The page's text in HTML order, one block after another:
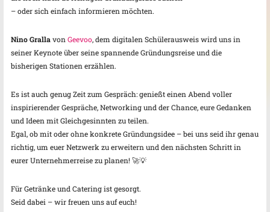
– oder sich einfach informieren möchten.
Nino Gralla vonGeevoo, dem digitalen Schülerausweis wird uns in
seiner Keynote über seine spannende Gründungsreise und die
bisherigen Stationen erzählen.
Es ist auch genug Zeit zum Gespräch: genießt einen Abend voller
inspirierender Gespräche, Networking und der Chance, eure Gedanken
und Ideen mit Gleichgesinnten zu teilen.
Egal, ob mit oder ohne konkrete Gründungsidee – bei uns seid ihr genau
richtig, um euer Netzwerk zu erweitern und den nächsten Schritt in
eurer Unternehmerreise zu planen! 🚀💡
Für Getränke und Catering ist gesorgt.
Seid dabei – wir freuen uns auf euch!